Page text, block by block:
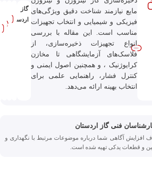
مایع نیازمند شناخت دقیق ویژگی‌های
فیزیکی و شیمیایی و انتخاب تجهیزات
مناسب است. این مقاله با بررسی
انواع تجهیزات ذخیره‌سازی، از
فلاسک‌های آزمایشگاهی تا مخازن
کرایوژنیک ، و همچنین اصول ایمنی و
کنترل فشار، راهنمایی علمی برای
انتخاب بهینه ارائه می‌دهد.
گاز
اردستان
فنی گاز اردستان
افزایش آگاهی شما درباره موضوعات مرتبط با نگهداری و
و قطعات یدکی تهیه شده است.